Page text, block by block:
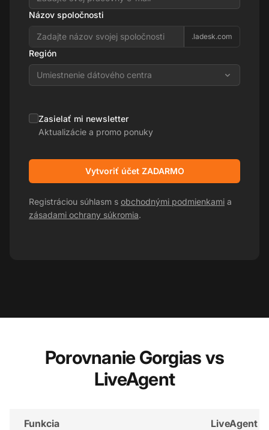
Názov spoločnosti
.ladesk.com
Región
Umiestnenie dátového centra
Zasielať mi newsletter
Aktualizácie a promo ponuky
Vytvoriť účet ZADARMO
Registráciou súhlasm s obchodnými podmienkami a
zásadami ochrany súkromia.
Porovnanie Gorgias vs
LiveAgent
Funkcia LiveAgent